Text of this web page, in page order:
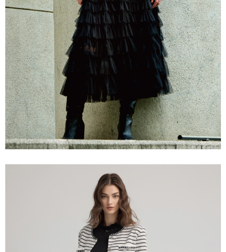
４．使用「AFTEE先享後付」時，將依據個別帳號之用戶狀況，依本公司即
時審查核予不同之上限額度；若仍有額度不足之情形，本公司將視審查結果
請求用戶進行身份認證。
５．嚴禁一人註冊多個帳號或使用他人資訊註冊。若發現惡意使用之情形，
恩沛科技股份有限公司將有權停止該用戶之使用額度並採取法律行動。
宅配離島
每筆NT$120，滿NT$2,500(含以上)免運費
付款後門市自取
免運費
海外配送 查看運費